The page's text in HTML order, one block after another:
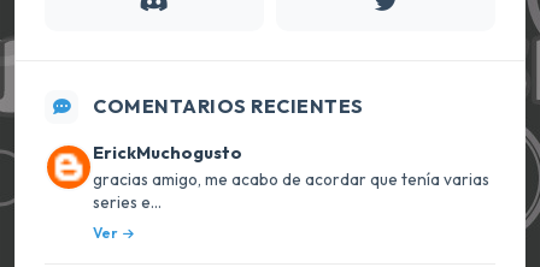
COMENTARIOS RECIENTES
ErickMuchogusto
gracias amigo, me acabo de acordar que tenía varias
series e...
Ver